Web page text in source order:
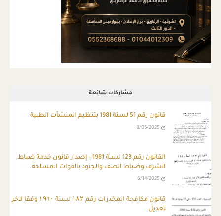
مشاركات شائعة
قانون رقم 51 لسنة 1981 بتنظيم المنشآت الطبية
8/05/2025
ِالقانون رقم 123 لسنة 1981 - إصدار قانون خدمة ضباط
الشرف وضباط الصف والجنود بالقوات المسلحة.
6/14/2025
قانون مكافحة المخدرات رقم ۱۸۲ لسنة ۱۹٦۰ وفقا لاخر
تعديل